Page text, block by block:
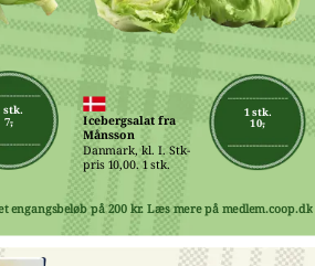
1 stk.
10,-
Icebergsalat fra
Månsson
Danmark, kl. I. Stk-
pris 10,00. 1 stk.
stk.
7,-
engangsbeløb på 200 kr. Læs mere på medlem.coop.dk